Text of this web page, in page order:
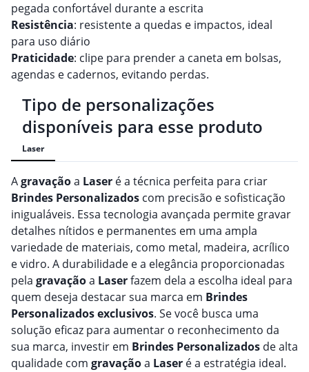
pegada confortável durante a escrita
Resistência: resistente a quedas e impactos, ideal
para uso diário
Praticidade: clipe para prender a caneta em bolsas,
agendas e cadernos, evitando perdas.
Tipo de personalizações
disponíveis para esse produto
Laser
Agravaçãoa Laser é a técnica perfeita para criar
Brindes Personalizados com precisão e sofisticação
inigualáveis. Essa tecnologia avançada permite gravar
detalhes nítidos e permanentes em uma ampla
variedade de materiais, como metal, madeira, acrílico
e vidro. A durabilidade e a elegância proporcionadas
pela gravaçãoa Laserfazem dela a escolha ideal para
quem deseja destacar sua marca em Brindes
Personalizadosexclusivos. Se você busca uma
solução eficaz para aumentar o reconhecimento da
sua marca, investir em Brindes Personalizados de alta
qualidade com gravaçãoa Laser é a estratégia ideal.